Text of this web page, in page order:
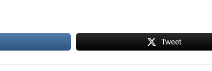
Tweet